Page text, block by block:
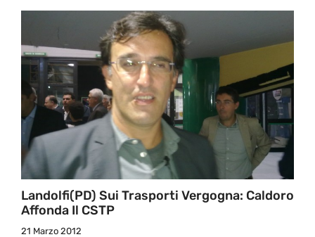
Landolfi(PD) Sui Trasporti Vergogna: Caldoro
Affonda Il CSTP
21 Marzo 2012